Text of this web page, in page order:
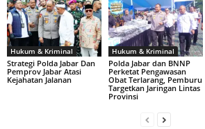
Hukum & Kriminal
Strategi Polda Jabar Dan
Pemprov Jabar Atasi
Kejahatan Jalanan
Hukum & Kriminal
Polda Jabar dan BNNP
Perketat Pengawasan
Obat Terlarang, Pemburu
Targetkan Jaringan Lintas
Provinsi